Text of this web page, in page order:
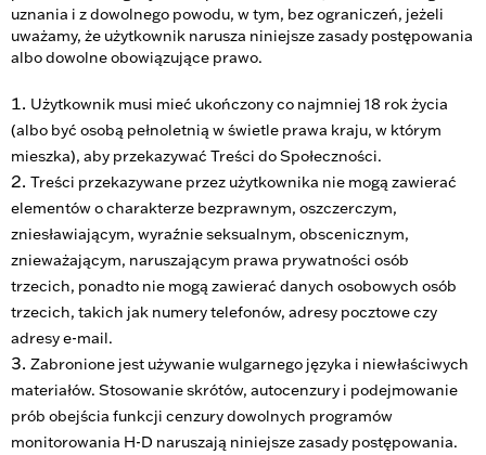
uznania i z dowolnego powodu, w tym, bez ograniczeń, jeżeli
uważamy, że użytkownik narusza niniejsze zasady postępowania
albo dowolne obowiązujące prawo.
Użytkownik musi mieć ukończony co najmniej 18 rok życia
(albo być osobą pełnoletnią w świetle prawa kraju, w którym
mieszka), aby przekazywać Treści do Społeczności.
Treści przekazywane przez użytkownika nie mogą zawierać
elementów o charakterze bezprawnym, oszczerczym,
zniesławiającym, wyraźnie seksualnym, obscenicznym,
znieważającym, naruszającym prawa prywatności osób
trzecich, ponadto nie mogą zawierać danych osobowych osób
trzecich, takich jak numery telefonów, adresy pocztowe czy
adresy e-mail.
Zabronione jest używanie wulgarnego języka i niewłaściwych
materiałów. Stosowanie skrótów, autocenzury i podejmowanie
prób obejścia funkcji cenzury dowolnych programów
monitorowania H-D naruszają niniejsze zasady postępowania.